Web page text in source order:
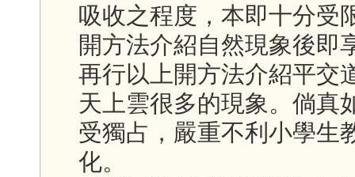
吸收之程度，本即十分受
開方法介紹自然現象後即
再行以上開方法介紹平交
天上雲很多的現象。倘真
受獨占，嚴重不利小學生
化。